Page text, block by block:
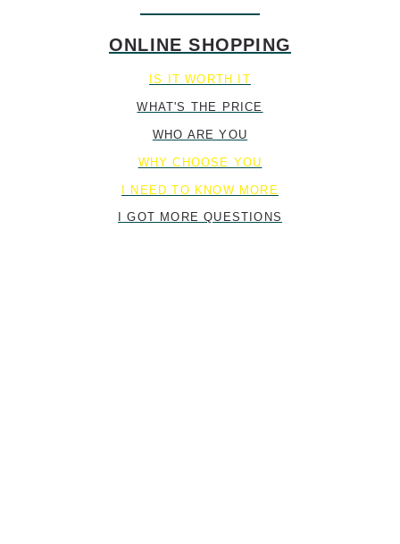
ONLINE SHOPPING
IS IT WORTH IT
WHAT'S THE PRICE
WHO ARE YOU
WHY CHOOSE YOU
I NEED TO KNOW MORE
I GOT MORE QUESTIONS